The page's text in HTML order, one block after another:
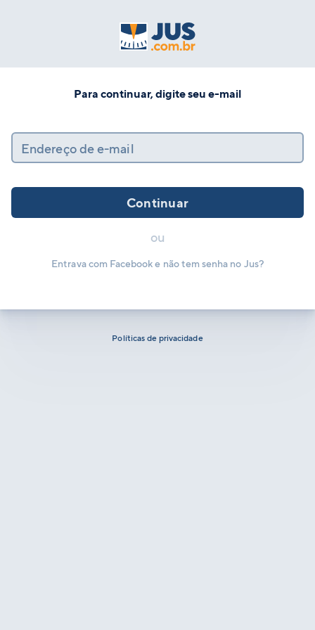
Para continuar, digite seu e-mail
Endereço de e-mail
Continuar
ou
Entrava com Facebook e não tem senha no Jus?
Políticas de privacidade